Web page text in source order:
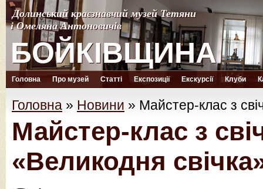
Долинський краєзнавчий музей Тетяни
і Омеляна Антоновичів
БОЙКІВЩИНА
Долинський краєзнавчий музей Тетяни
і Омеляна Антоновичів
БОЙКІВЩИНА
Головна Про музей Статті Експозиції Екскурсії Клуби
Головна » Новини » Майстер-клас з
Майстер-клас з
«Великодня